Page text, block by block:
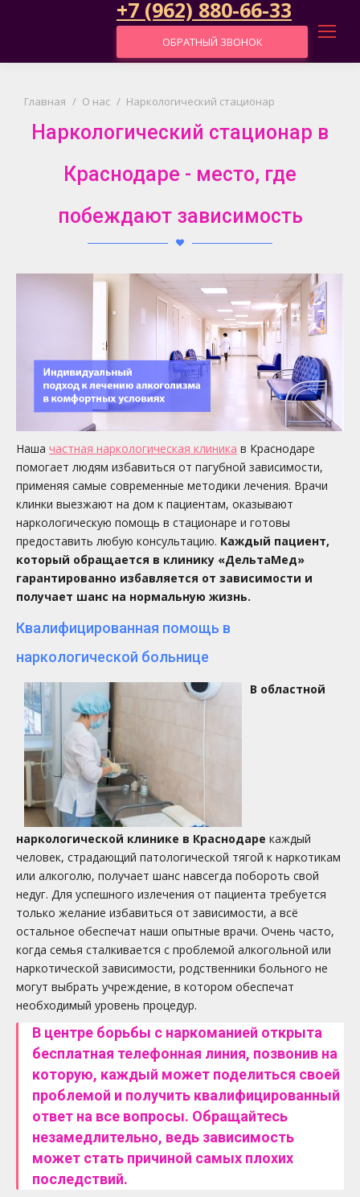
+7 (962) 880-66-33
ОБРАТНЫЙ ЗВОНОК
Вы здесь:
Главная О нас Наркологический стационар
Наркологический стационар в
Краснодаре - место, где
побеждают зависимость
Наша частная наркологическая клиника в Краснодаре
помогает людям избавиться от пагубной зависимости,
применяя самые современные методики лечения. Врачи
клинки выезжают на дом к пациентам, оказывают
наркологическую помощь в стационаре и готовы
предоставить любую консультацию. Каждый пациент,
который обращается в клинику «ДельтаМед»
гарантированно избавляется от зависимости и
получает шанс на нормальную жизнь.
Квалифицированная помощь в
наркологической больнице
В областной
наркологической клинике в Краснодаре каждый
человек, страдающий патологической тягой к наркотикам
или алкоголю, получает шанс навсегда побороть свой
недуг. Для успешного излечения от пациента требуется
только желание избавиться от зависимости, а всё
остальное обеспечат наши опытные врачи. Очень часто,
когда семья сталкивается с проблемой алкогольной или
наркотической зависимости, родственники больного не
могут выбрать учреждение, в котором обеспечат
необходимый уровень процедур.
В центре борьбы с наркоманией открыта
бесплатная телефонная линия, позвонив на
которую, каждый может поделиться своей
проблемой и получить квалифицированный
ответ на все вопросы. Обращайтесь
незамедлительно, ведь зависимость
может стать причиной самых плохих
последствий.